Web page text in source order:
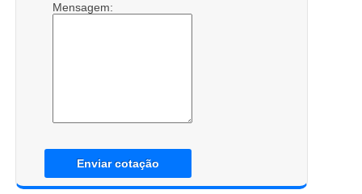
Mensagem:
Enviar cotação